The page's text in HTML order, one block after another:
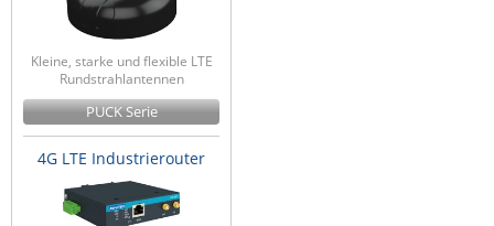
Teltonika
Unwired Networks
Vision
WATTECO
Westermo
Yuasa
Kleine, starke und flexible LTE
Rundstrahlantennen
PUCK Serie
4G LTE Industrierouter